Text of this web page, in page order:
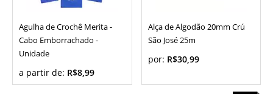
Agulha de Crochê Merita -
Cabo Emborrachado -
Unidade
a partir de: R$8,99
Alça de Algodão 20mm Crú
São José 25m
por: R$30,99